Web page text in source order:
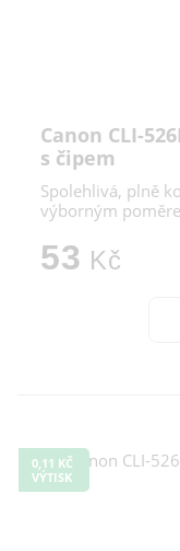
Canon CLI-
s čipem
Spolehlivá, plně
výborným
53 Kč
0,11 KČ
VÝTISK